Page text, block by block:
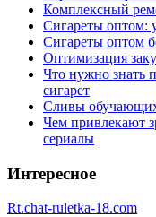
Комплексный
Сигареты оптом:
Сигареты оптом
Оптимизация
Что нужно знать
сигарет
Сливы обучающих
Чем привлекают
сериалы
Интересное
Rt.chat-ruletka-18.com